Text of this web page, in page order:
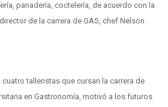
panadería, coctelería, de acuerdo con la
de la carrera de GAS, chef Nelson
talleristas que cursan la carrera de
en Gastronomía, motivó a los futuros